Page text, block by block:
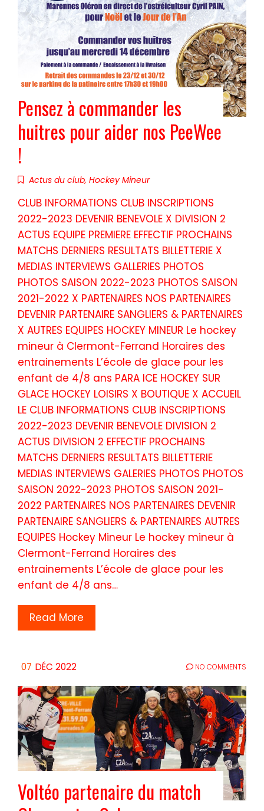
Pensez à commander les
huitres pour aider nos PeeWee
!
Actus du club, Hockey Mineur
CLUB INFORMATIONS CLUB INSCRIPTIONS
2022-2023 DEVENIR BENEVOLE X DIVISION 2
ACTUS EQUIPE PREMIERE EFFECTIF PROCHAINS
MATCHS DERNIERS RESULTATS BILLETTERIE X
MEDIAS INTERVIEWS GALLERIES PHOTOS
PHOTOS SAISON 2022-2023 PHOTOS SAISON
2021-2022 X PARTENAIRES NOS PARTENAIRES
DEVENIR PARTENAIRE SANGLIERS & PARTENAIRES
X AUTRES EQUIPES HOCKEY MINEUR Le hockey
mineur à Clermont-Ferrand Horaires des
entrainements L’école de glace pour les
enfant de 4/8 ans PARA ICE HOCKEY SUR
GLACE HOCKEY LOISIRS X BOUTIQUE X ACCUEIL
LE CLUB INFORMATIONS CLUB INSCRIPTIONS
2022-2023 DEVENIR BENEVOLE DIVISION 2
ACTUS DIVISION 2 EFFECTIF PROCHAINS
MATCHS DERNIERS RESULTATS BILLETTERIE
MEDIAS INTERVIEWS GALERIES PHOTOS PHOTOS
SAISON 2022-2023 PHOTOS SAISON 2021-
2022 PARTENAIRES NOS PARTENAIRES DEVENIR
PARTENAIRE SANGLIERS & PARTENAIRES AUTRES
EQUIPES Hockey Mineur Le hockey mineur à
Clermont-Ferrand Horaires des
entrainements L’école de glace pour les
enfant de 4/8 ans…
Read More
07 DÉC 2022 NO COMMENTS
Voltéo partenaire du match